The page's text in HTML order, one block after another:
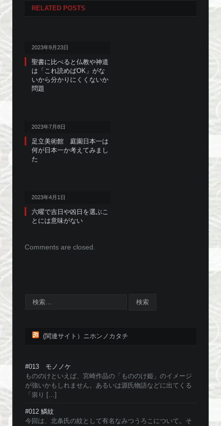
RELATED POSTS
2023年9月23日
聖書に比べると仏教や神道
は「これ読めばOK」がな
いから分かりにくくないか
問題
2023年7月8日
足立美術館 庭園日本一は
何が日本一か考えてみまし
た
2023年4月1日
六曜で吉日や凶日を選ぶこ
とには意味がない
Comments are closed.
(関連サイト）ニホンノカタチ
#013 モノノケ
もののけといえば、宮崎作品の「もののけ姫」のイメージ
が強いかもしれません。あるいは源氏物語などに出てくる
「祟り […]
#012 鱗紋
今回は、北条氏の紋として有名なみつうろこについて。そ